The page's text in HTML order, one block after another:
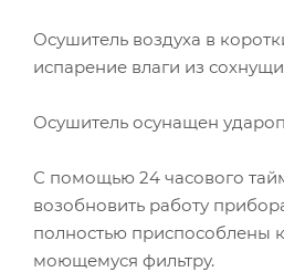
Осушитель воздуха в
испарение влаги из
Осушитель осунащен
С помощью 24 часового
возобновить работу
полностью приспособлены
моющемуся фильтру.